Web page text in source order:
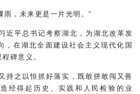
雨，未来更是一片光明。”
近平总书记考察湖北，为湖北改革发
，在湖北全面建设社会主义现代化国
碑意义。
持之以恒抓好落实，既敢拼敢闯又善
经得起历史、实践和人民检验的业